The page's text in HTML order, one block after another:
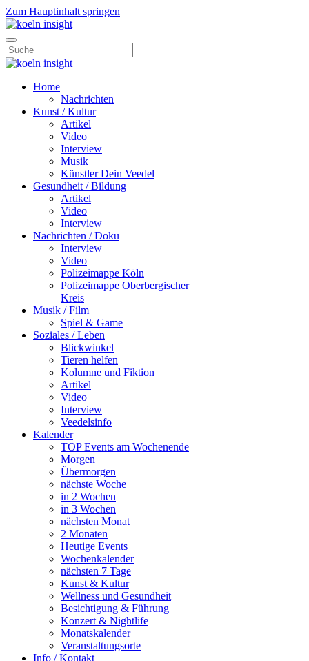
Zum Hauptinhalt springen
Home
Nachrichten
Kunst / Kultur
Artikel
Video
Interview
Musik
Künstler Dein Veedel
Gesundheit / Bildung
Artikel
Video
Interview
Nachrichten / Doku
Interview
Video
Polizeimappe Köln
Polizeimappe Oberbergischer
Kreis
Musik / Film
Spiel & Game
Soziales / Leben
Blickwinkel
Tieren helfen
Kolumne und Fiktion
Artikel
Video
Interview
Veedelsinfo
Kalender
TOP Events am Wochenende
Morgen
Übermorgen
nächste Woche
in 2 Wochen
in 3 Wochen
nächsten Monat
2 Monaten
Heutige Events
Wochenkalender
nächsten 7 Tage
Kunst & Kultur
Wellness und Gesundheit
Besichtigung & Führung
Konzert & Nightlife
Monatskalender
Veranstaltungsorte
Info / Kontakt